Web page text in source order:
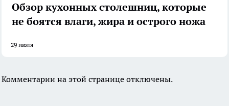
Обзор кухонных столешниц, которые
не боятся влаги, жира и острого ножа
29 июля
Комментарии на этой странице отключены.